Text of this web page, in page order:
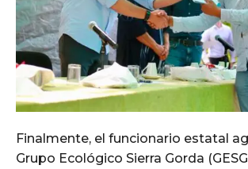
Finalmente, el funcionario estatal
Grupo Ecológico Sierra Gorda